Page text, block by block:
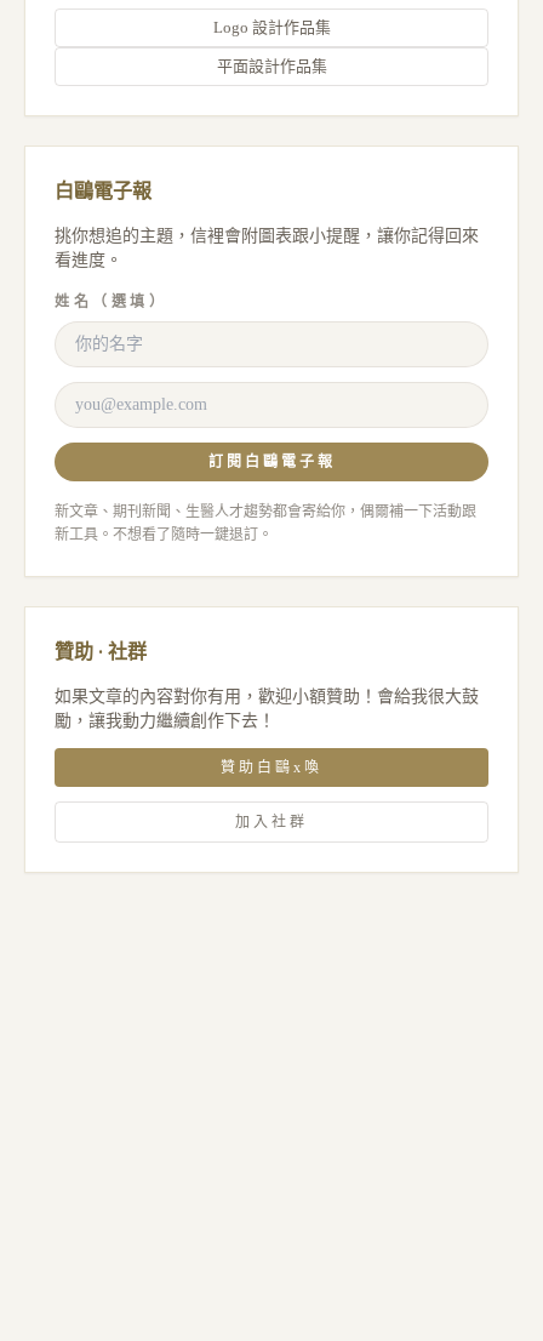
Logo 設計作品集
平面設計作品集
白鷗電子報
挑你想追的主題，信裡會附圖表跟小提醒，讓你記得回來
看進度。
姓名（選填）
訂閱白鷗電子報
新文章、期刊新聞、生醫人才趨勢都會寄給你，偶爾補一下活動跟
新工具。不想看了隨時一鍵退訂。
贊助 · 社群
如果文章的內容對你有用，歡迎小額贊助！會給我很大鼓
勵，讓我動力繼續創作下去！
贊助白鷗x喚
加入社群